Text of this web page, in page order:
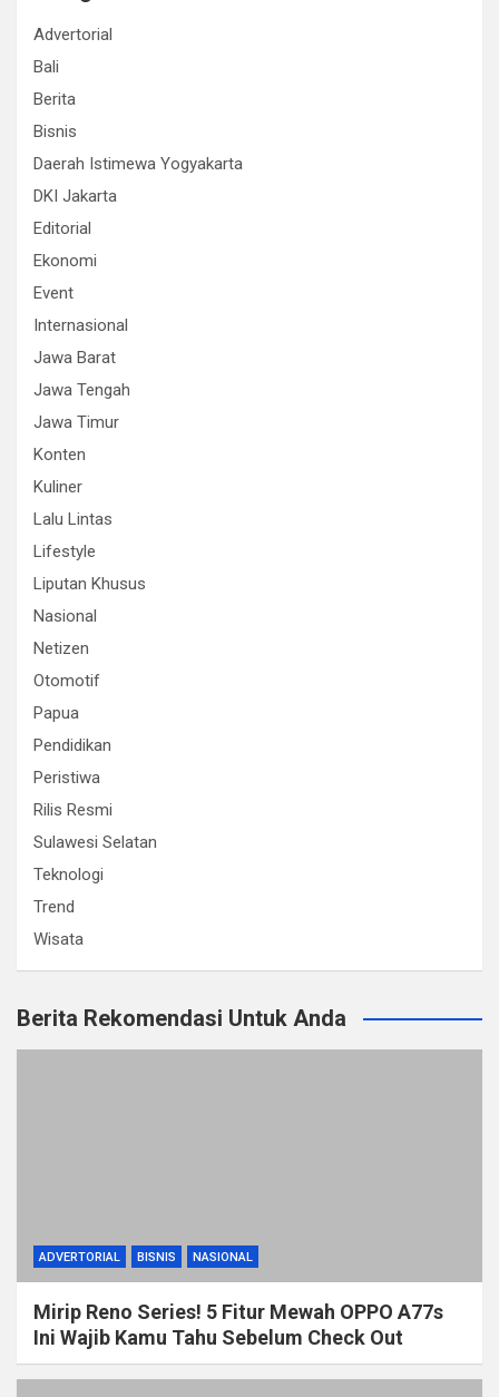
Advertorial
Bali
Berita
Bisnis
Daerah Istimewa Yogyakarta
DKI Jakarta
Editorial
Ekonomi
Event
Internasional
Jawa Barat
Jawa Tengah
Jawa Timur
Konten
Kuliner
Lalu Lintas
Lifestyle
Liputan Khusus
Nasional
Netizen
Otomotif
Papua
Pendidikan
Peristiwa
Rilis Resmi
Sulawesi Selatan
Teknologi
Trend
Wisata
Berita Rekomendasi Untuk Anda
ADVERTORIAL BISNIS NASIONAL
Mirip Reno Series! 5 Fitur Mewah OPPO A77s
Ini Wajib Kamu Tahu Sebelum Check Out